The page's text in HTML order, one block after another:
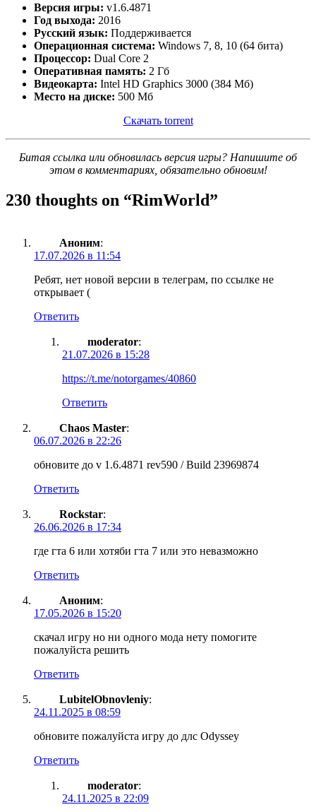
Версия игры: v1.6.4871
Год выхода: 2016
Русский язык: Поддерживается
Операционная система: Windows 7, 8, 10 (64 бита)
Процессор: Dual Core 2
Оперативная память: 2 Гб
Видеокарта: Intel HD Graphics 3000 (384 Мб)
Место на диске: 500 Мб
Скачать torrent
Битая ссылка или обновилась версия игры? Напишите об
этом в комментариях, обязательно обновим!
230 thoughts on “RimWorld”
Аноним:
17.07.2026 в 11:54
Ребят, нет новой версии в телеграм, по ссылке не
открывает (
Ответить
moderator:
21.07.2026 в 15:28
https://t.me/notorgames/40860
Ответить
Chaos Master:
06.07.2026 в 22:26
обновите до v 1.6.4871 rev590 / Build 23969874
Ответить
Rockstar:
26.06.2026 в 17:34
где гта 6 или хотяби гта 7 или это невазможно
Ответить
Аноним:
17.05.2026 в 15:20
скачал игру но ни одного мода нету помогите
пожалуйста решить
Ответить
LubitelObnovleniy:
24.11.2025 в 08:59
обновите пожалуйста игру до длс Odyssey
Ответить
moderator:
24.11.2025 в 22:09